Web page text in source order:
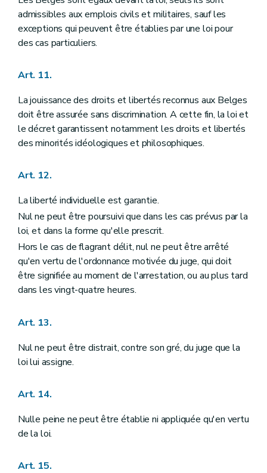
Art. 141
Section II De la Cour d'arbitrage
Art. 142
Section III
Art. 144
Art. 146
Art. 147
Art. 148
Art. 149
Art. 150
Art. 153
Art. 155
Art. 156
Art. 157
Art. 158
Art. 159
Chapitre VII DU CONSEIL D'ETAT ET DES JURIDICTIONS ADMINISTRATIVES
Art. 160
Art. 161
Chapitre VIII DES INSTITUTIONS PROVINCIALES ET COMMUNALES
Art. 164
Art. 166
Titre IV DES INSTITUTIONS INTERNATIONALES
Art. 169
Art. 170
Art. 171
Art. 172
Art. 174
admissibles aux emplois civils et militaires, sauf les
exceptions qui peuvent être établies par une loi pour
des cas particuliers.
Art. 11.
La jouissance des droits et libertés reconnus aux Belges
doit être assurée sans discrimination. A cette fin, la loi et
le décret garantissent notamment les droits et libertés
des minorités idéologiques et philosophiques.
Art. 12.
La liberté individuelle est garantie.
Nul ne peut être poursuivi que dans les cas prévus par la
loi, et dans la forme qu'elle prescrit.
Hors le cas de flagrant délit, nul ne peut être arrêté
qu'en vertu de l'ordonnance motivée du juge, qui doit
être signifiée au moment de l'arrestation, ou au plus tard
dans les vingt-quatre heures.
Art. 13.
Nul ne peut être distrait, contre son gré, du juge que la
loi lui assigne.
Art. 14.
Nulle peine ne peut être établie ni appliquée qu'en vertu
de la loi.
Art. 15.